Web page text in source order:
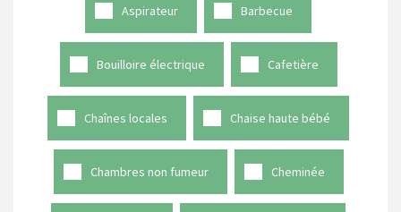
Aspirateur Barbecue
Bouilloire électrique Cafetière
Chaînes locales Chaise haute bébé
Chambres non fumeur Cheminée